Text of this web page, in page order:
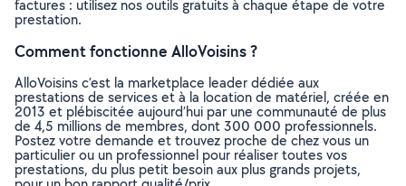
factures : utilisez nos outils gratuits à chaque étape de votre
prestation.
Comment fonctionne AlloVoisins ?
AlloVoisins c’est la marketplace leader dédiée aux
prestations de services et à la location de matériel, créée en
2013 et plébiscitée aujourd’hui par une communauté de plus
de 4,5 millions de membres, dont 300 000 professionnels.
Postez votre demande et trouvez proche de chez vous un
particulier ou un professionnel pour réaliser toutes vos
prestations, du plus petit besoin aux plus grands projets,